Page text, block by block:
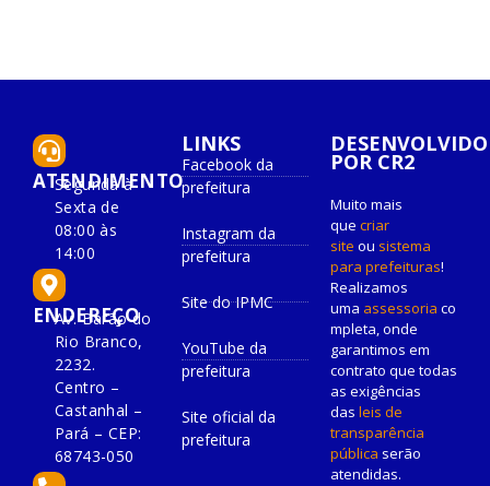
ATENDIMENTO
Segunda à
Sexta de
08:00 às
14:00
ENDEREÇO
Av. Barão do
Rio Branco,
2232.
Centro –
Castanhal –
Pará – CEP:
68743-050
LINKS
Facebook da
prefeitura
Instagram da
prefeitura
Site do IPMC
YouTube da
prefeitura
Site oficial da
prefeitura
DESENVOLVIDO
POR CR2
Muito mais
que criar
site ou sistema
para prefeituras!
Realizamos
uma assessoria co
mpleta, onde
garantimos em
contrato que todas
as exigências
das leis de
transparência
pública serão
atendidas.